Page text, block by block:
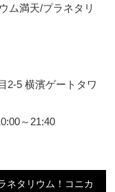
ム満天/プラネタリ
2-5 横濱ゲートタワ
～21:40
ネタリウム！コニカ